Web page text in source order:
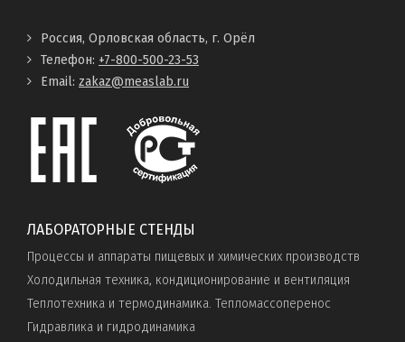
Россия, Орловская область, г. Орёл
Телефон: +7-800-500-23-53
Email: zakaz@measlab.ru
ЛАБОРАТОРНЫЕ СТЕНДЫ
Процессы и аппараты пищевых и химических производств
Холодильная техника, кондиционирование и вентиляция
Теплотехника и термодинамика. Тепломассоперенос
Гидравлика и гидродинамика